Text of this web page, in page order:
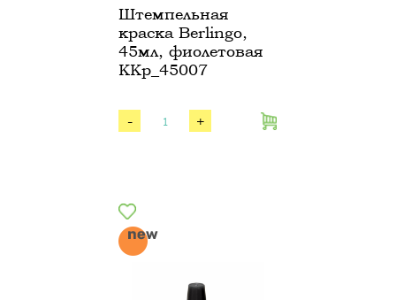
Штемпельная
краска Berlingo,
45мл, фиолетовая
KKp_45007
- +